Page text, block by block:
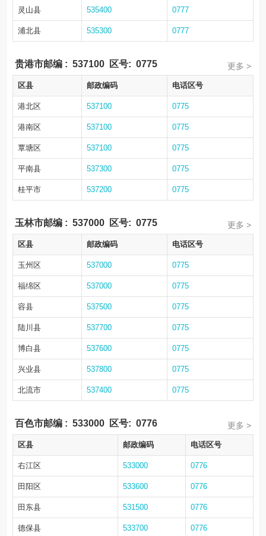
灵山县 535400 0777
浦北县 535300 0777
贵港市邮编 : 537100 区号: 0775 更多 >
区县 邮政编码 电话区号
港北区 537100 0775
港南区 537100 0775
覃塘区 537100 0775
平南县 537300 0775
桂平市 537200 0775
玉林市邮编 : 537000 区号: 0775 更多 >
区县 邮政编码 电话区号
玉州区 537000 0775
福绵区 537000 0775
容县 537500 0775
陆川县 537700 0775
博白县 537600 0775
兴业县 537800 0775
北流市 537400 0775
百色市邮编 : 533000 区号: 0776 更多 >
区县 邮政编码 电话区号
右江区 533000 0776
田阳区 533600 0776
田东县 531500 0776
德保县 533700 0776